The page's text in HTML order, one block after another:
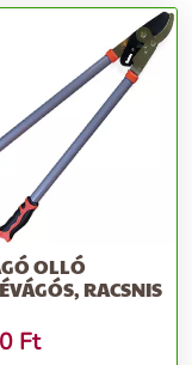
OLLÓ
RACSNIS
Ft